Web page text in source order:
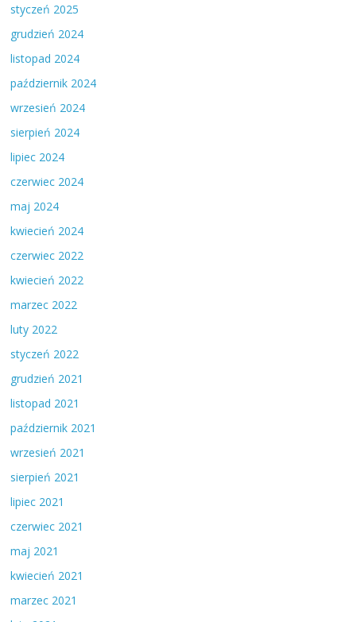
styczeń 2025
grudzień 2024
listopad 2024
październik 2024
wrzesień 2024
sierpień 2024
lipiec 2024
czerwiec 2024
maj 2024
kwiecień 2024
czerwiec 2022
kwiecień 2022
marzec 2022
luty 2022
styczeń 2022
grudzień 2021
listopad 2021
październik 2021
wrzesień 2021
sierpień 2021
lipiec 2021
czerwiec 2021
maj 2021
kwiecień 2021
marzec 2021